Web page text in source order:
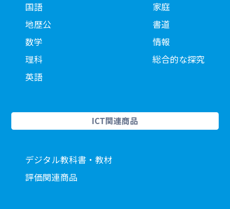
国語
地歴公
数学
理科
英語
家庭
書道
情報
総合的な探究
ICT関連商品
デジタル教科書・教材
評価関連商品